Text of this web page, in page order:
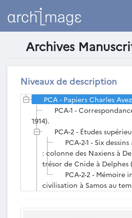
Archives
Niveaux de description
Liste des archives
existantes
PCA - Papiers Charles
PCA-1 -
1914).
PCA-2 - Études
PCA-2-1 - Six
: colonne des Naxiens à
trésor de Cnide à Delphes
PCA-2-2 - Mémoire
civilisation à Samos au
PCA-3 - Activités